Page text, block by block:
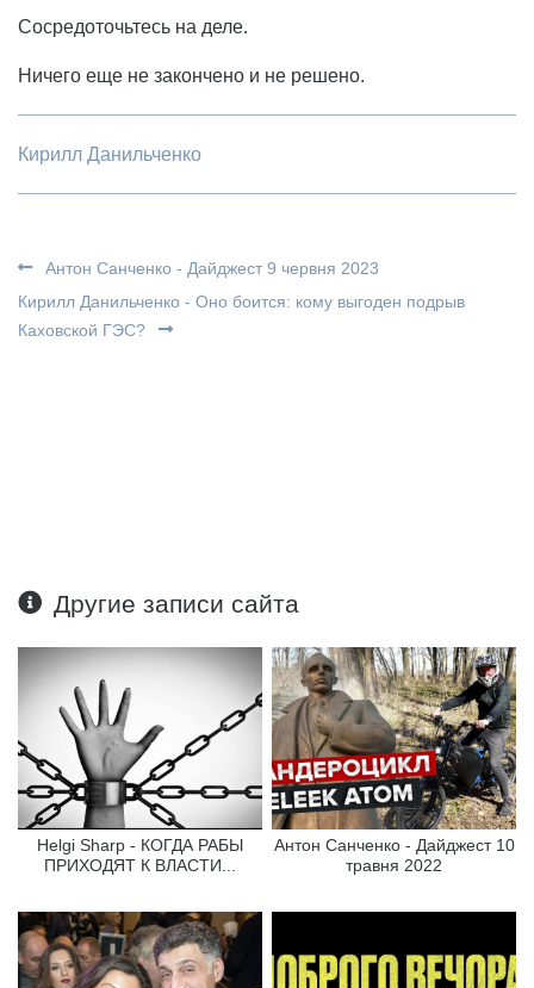
Сосредоточьтесь на деле.
Ничего еще не закончено и не решено.
Кирилл Данильченко
Антон Санченко - Дайджест 9 червня 2023
Кирилл Данильченко - Оно боится: кому выгоден подрыв
Каховской ГЭС?
Другие записи сайта
Helgi Sharp - КОГДА РАБЫ
ПРИХОДЯТ К ВЛАСТИ...
Антон Санченко - Дайджест 10
травня 2022